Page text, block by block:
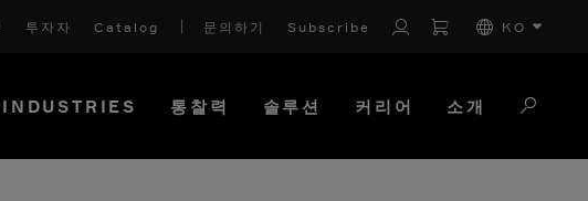
투자자 Catalog 문의하기 Subscribe KO
INDUSTRIES 통찰력 솔루션 커리어 소개